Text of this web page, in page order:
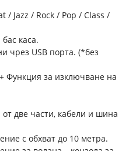
/ Jazz / Rock / Pop / Class /
каса.
чрез USB порта. (*без
Функция за изключване на
две части, кабели и шина
с обхват до 10 метра.